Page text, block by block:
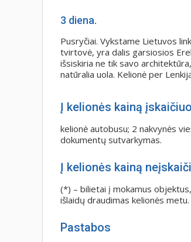
3 diena.
Pusryčiai. Vykstame Lietuvos
tvirtovė, yra dalis garsiosios
išsiskiria ne tik savo
natūralia uola. Kelionė per
Į kelionės kainą
kelionė autobusu; 2 nakvynės
dokumentų sutvarkymas.
Į kelionės kainą
(*) – bilietai į mokamus
išlaidų draudimas kelionės metu.
Pastabos